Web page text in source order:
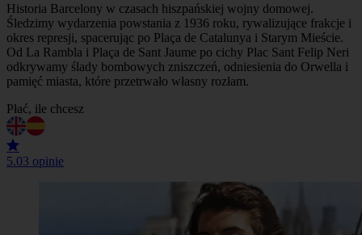
Historia Barcelony w czasach hiszpańskiej wojny domowej.
Śledzimy wydarzenia powstania z 1936 roku, rywalizujące frakcje i
okres represji, spacerując po Plaça de Catalunya i Starym Mieście.
Od La Rambla i Plaça de Sant Jaume po cichy Plac Sant Felip Neri
odkrywamy ślady bombowych zniszczeń, odniesienia do Orwella i
pamięć miasta, które przetrwało własny rozłam.
Płać, ile chcesz
5.03 opinie